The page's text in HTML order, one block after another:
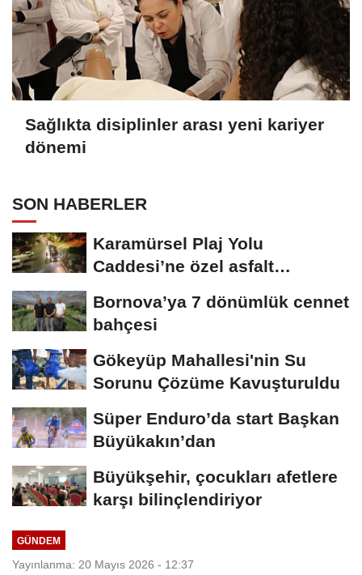
Sağlıkta disiplinler arası yeni kariyer
dönemi
SON HABERLER
Karamürsel Plaj Yolu
Caddesi’ne özel asfalt
Bornova’ya 7 dönümlük cennet
bahçesi
Gökeyüp Mahallesi'nin Su
Sorunu Çözüme Kavuşturuldu
Süper Enduro’da start Başkan
Büyükakın’dan
Büyükşehir, çocukları afetlere
karşı bilinçlendiriyor
GÜNDEM
Yayınlanma: 20 Mayıs 2026 - 12:37